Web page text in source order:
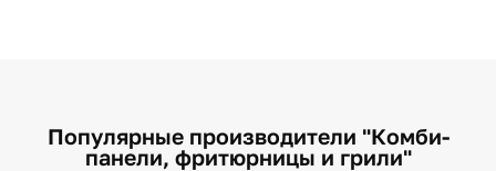
Популярные производители "Комби-
панели, фритюрницы и грили"